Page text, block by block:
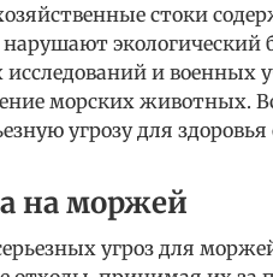
стоки
экологический
исследований и военных
морских животных.
угрозу для
на моржей
угроз для